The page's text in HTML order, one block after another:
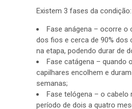
Existem 3 fases da condição:
Fase anágena – ocorre o
dos fios e cerca de 90% dos
na etapa, podendo durar de
Fase catágena – quando
capilhares encolhem e
semanas;
Fase telógena – o cabelo
período de dois a quatro